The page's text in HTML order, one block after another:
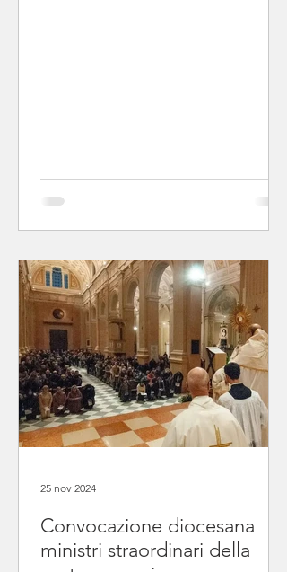
Convocazione diocesana
ministri straordinari della
25 nov 2024